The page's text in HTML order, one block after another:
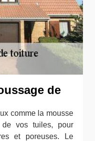
de
comme la mousse
de vos tuiles, pour
et poreuses. Le